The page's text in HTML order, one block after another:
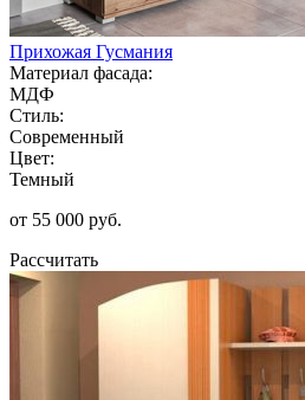
Прихожая Гусмания
Материал фасада:
МДФ
Стиль:
Современный
Цвет:
Темный
от 55 000 руб.
Рассчитать